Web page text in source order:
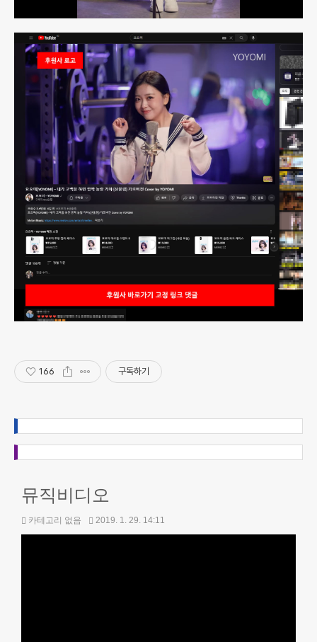
166 구독하기
뮤직비디오
카테고리 없음 2019. 1. 29. 14:11